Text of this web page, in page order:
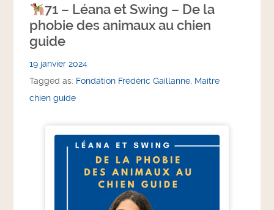
71 – Léana et Swing – De la
phobie des animaux au chien
guide
19 janvier 2024
Tagged as: Fondation Frédéric Gaillanne, Maitre
chien guide